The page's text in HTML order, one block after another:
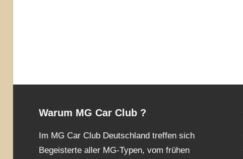
Warum MG Car Club ?
Im MG Car Club Deutschland treffen sich
Begeisterte aller MG-Typen, vom frühen